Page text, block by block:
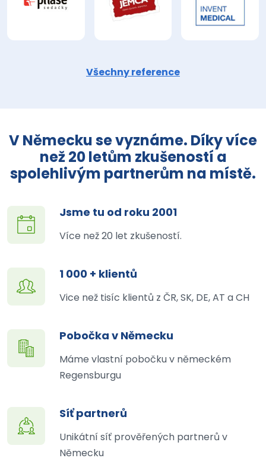
Všechny reference
V Německu se vyznáme. Díky více
než 20 letům zkušeností a
spolehlivým partnerům na místě.
Jsme tu od roku 2001
Více než 20 let zkušeností.
1 000 + klientů
Vice než tisíc klientů z ČR, SK, DE, AT a CH
Pobočka v Německu
Máme vlastní pobočku v německém
Regensburgu
Síť partnerů
Unikátní síť prověřených partnerů v
Německu